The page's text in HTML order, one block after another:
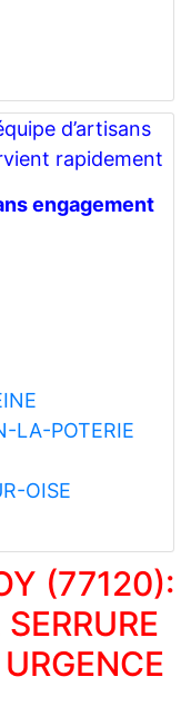
d’artisans
rapidement
engagement
LA-POTERIE
OISE
(77120):